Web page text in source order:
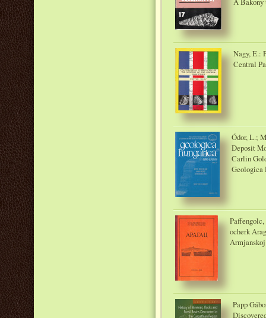
Nagy, E.:
Central
Ódor, L.;
Deposit
Carlin
Geologica
ocherk
Papp